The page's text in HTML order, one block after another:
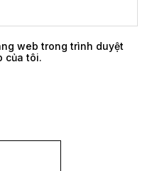
web trong trình duyệt
của tôi.